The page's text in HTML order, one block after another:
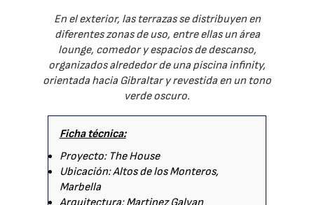
En el exterior, las terrazas se distribuyen en
diferentes zonas de uso, entre ellas un área
lounge, comedor y espacios de descanso,
organizados alrededor de una piscina infinity,
orientada hacia Gibraltar y revestida en un tono
verde oscuro.
Ficha técnica:
Proyecto: The House
Ubicación: Altos de los Monteros,
Marbella